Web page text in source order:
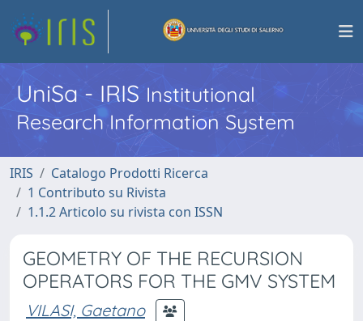
UniSa - IRISInstitutional
Research Information System
IRIS
Catalogo Prodotti Ricerca
1 Contributo su Rivista
1.1.2 Articolo su rivista con ISSN
GEOMETRY OF THE RECURSION
OPERATORS FOR THE GMV SYSTEM
VILASI, Gaetano